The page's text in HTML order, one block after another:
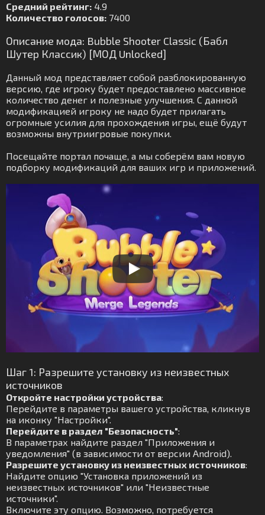
Средний рейтинг: 4.9
Количество голосов: 7400
Описание мода: Bubble Shooter Classic (Бабл
Шутер Классик) [МОД Unlocked]
Данный мод представляет собой разблокированную
версию, где игроку будет предоставлено массивное
количество денег и полезные улучшения. С данной
модификацией игроку не надо будет прилагать
огромные усилия для прохождения игры, ещё будут
возможны внутриигровые покупки.
Посещайте портал почаще, а мы соберём вам новую
подборку модификаций для ваших игр и приложений.
Шаг 1: Разрешите установку из неизвестных
источников
Откройте настройки устройства:
Перейдите в параметры вашего устройства, кликнув
на иконку "Настройки".
Перейдите в раздел "Безопасность":
В параметрах найдите раздел "Приложения и
уведомления" (в зависимости от версии Android).
Разрешите установку из неизвестных источников:
Найдите опцию "Установка приложений из
неизвестных источников" или "Неизвестные
источники".
Включите эту опцию. Возможно, потребуется